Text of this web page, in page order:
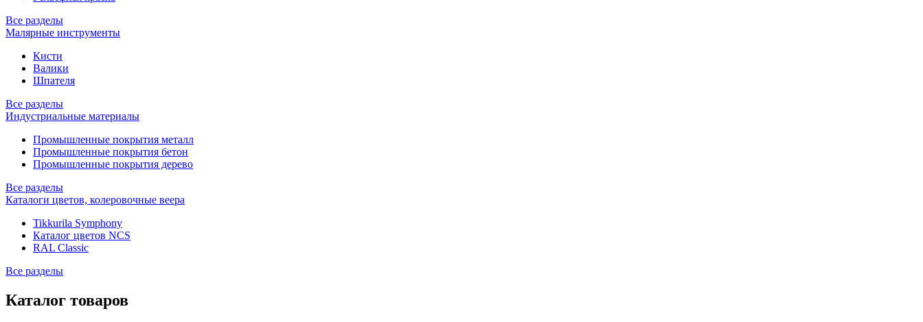
Все разделы
Малярные инструменты
Кисти
Валики
Шпателя
Все разделы
Индустриальные материалы
Промышленные покрытия металл
Промышленные покрытия бетон
Промышленные покрытия дерево
Все разделы
Каталоги цветов, колеровочные веера
Tikkurila Symphony
Каталог цветов NCS
RAL Classic
Все разделы
Каталог товаров